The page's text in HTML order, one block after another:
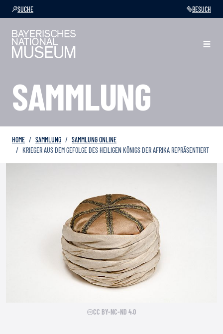
SUCHE BESUCH
SAMMLUNG
HOME SAMMLUNG
SAMMLUNG ONLINE
KRIEGER AUS DEM GEFOLGE DES HEILIGEN KÖNIGS DER AFRIKA REPRÄSENTIERT
CC BY-NC-ND 4.0